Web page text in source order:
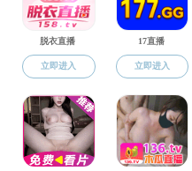
党群工作